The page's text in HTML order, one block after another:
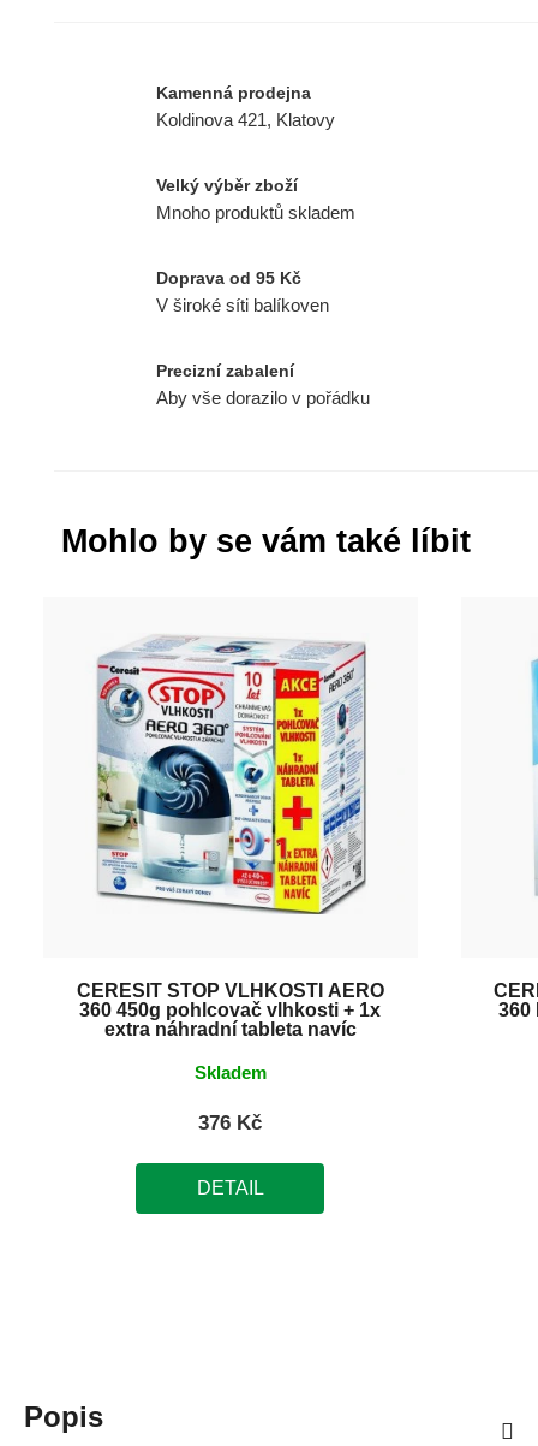
Kamenná prodejna
Koldinova 421, Klatovy
Velký výběr zboží
Mnoho produktů skladem
Doprava od 95 Kč
V široké síti balíkoven
Precizní zabalení
Aby vše dorazilo v pořádku
Mohlo by se vám také líbit
CERESIT STOP VLHKOSTI AERO
360 450g pohlcovač vlhkosti + 1x
extra náhradní tableta navíc
Skladem
376 Kč
DETAIL
360
Popis